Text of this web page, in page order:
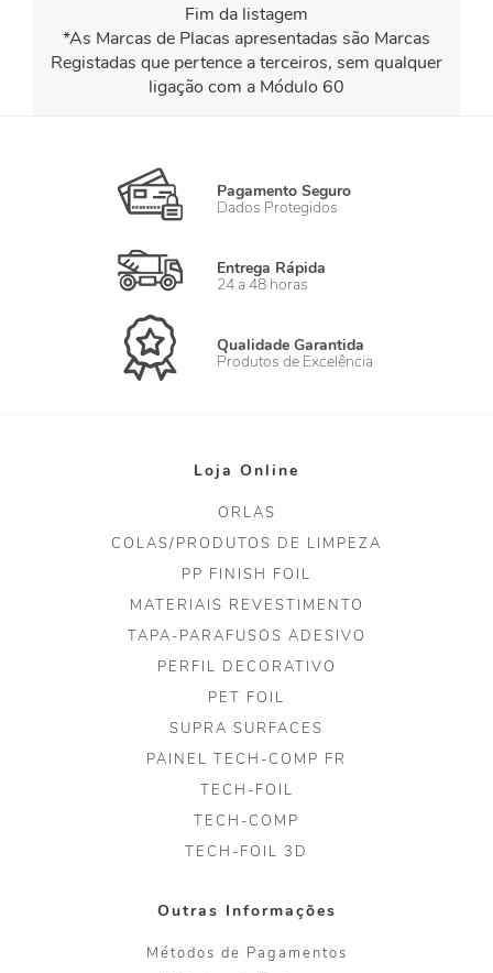
Fim da listagem
*As Marcas de Placas apresentadas são Marcas
Registadas que pertence a terceiros, sem qualquer
ligação com a Módulo 60
Pagamento Seguro
Dados Protegidos
Entrega Rápida
24 a 48 horas
Qualidade Garantida
Produtos de Excelência
Loja Online
ORLAS
COLAS/PRODUTOS DE LIMPEZA
PP FINISH FOIL
MATERIAIS REVESTIMENTO
TAPA-PARAFUSOS ADESIVO
PERFIL DECORATIVO
PET FOIL
SUPRA SURFACES
PAINEL TECH-COMP FR
TECH-FOIL
TECH-COMP
TECH-FOIL 3D
Outras Informações
Métodos de Pagamentos